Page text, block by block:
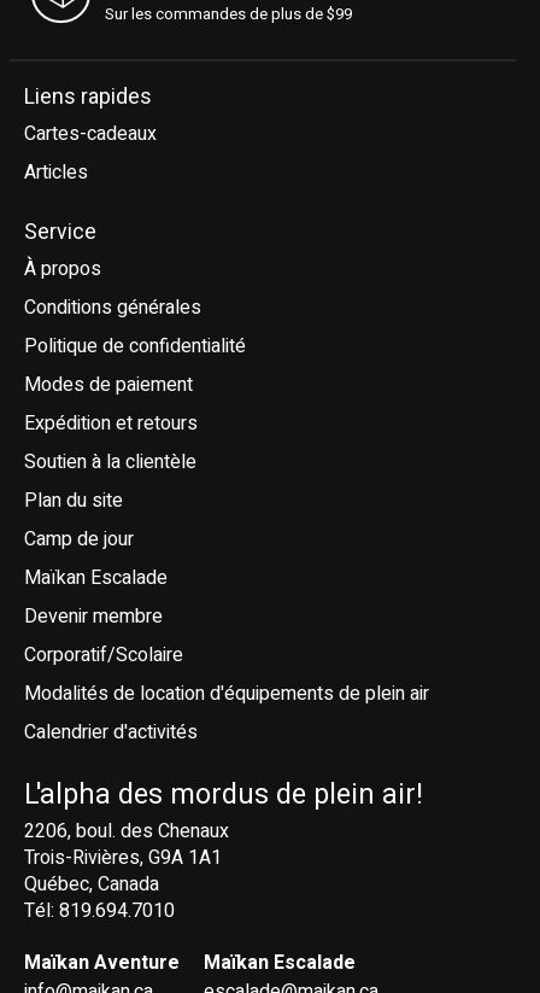
Sur les commandes de plus de $99
Liens rapides
Cartes-cadeaux
Articles
Service
À propos
Conditions générales
Politique de confidentialité
Modes de paiement
Expédition et retours
Soutien à la clientèle
Plan du site
Camp de jour
Maïkan Escalade
Devenir membre
Corporatif/Scolaire
Modalités de location d'équipements de plein air
Calendrier d'activités
L'alpha des mordus de plein air!
2206, boul. des Chenaux
Trois-Rivières, G9A 1A1
Québec, Canada
Tél: 819.694.7010
Maïkan Aventure
Maïkan Escalade